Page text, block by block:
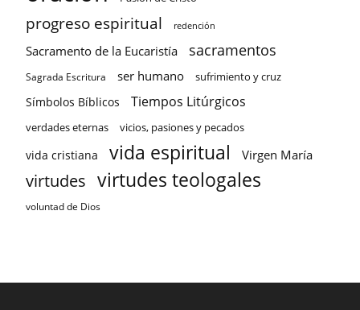
progreso espiritual redención
Sacramento de la Eucaristía sacramentos
Sagrada Escritura ser humano sufrimiento y cruz
Símbolos Bíblicos Tiempos Litúrgicos
verdades eternas vicios, pasiones y pecados
vida cristiana vida espiritual Virgen María
virtudes virtudes teologales
voluntad de Dios